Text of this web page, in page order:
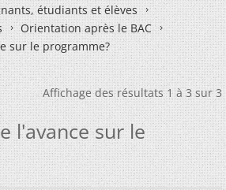
étudiants et élèves
Orientation après le BAC
sur le programme?
Affichage des résultats 1 à 3 sur 3
l'avance sur le